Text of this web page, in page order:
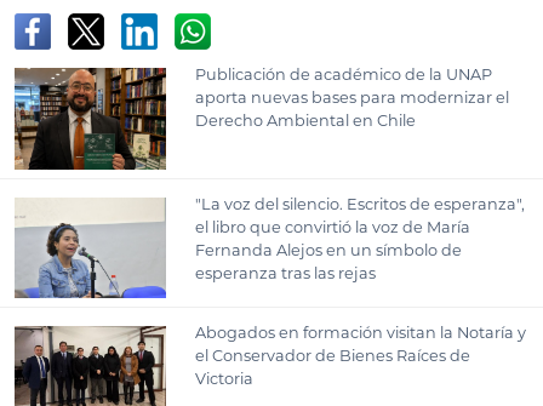
Publicación de académico de la UNAP
aporta nuevas bases para modernizar el
Derecho Ambiental en Chile
"La voz del silencio. Escritos de esperanza",
el libro que convirtió la voz de María
Fernanda Alejos en un símbolo de
esperanza tras las rejas
Abogados en formación visitan la Notaría y
el Conservador de Bienes Raíces de
Victoria